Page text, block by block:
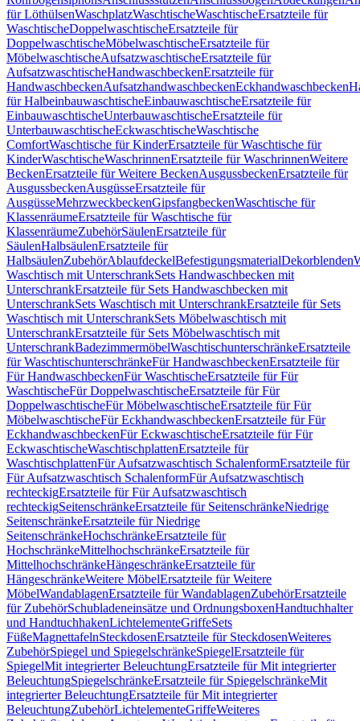
für LöthülsenWaschplatzWaschtischeWaschtischeErsatzteile für
WaschtischeDoppelwaschtischeErsatzteile für
DoppelwaschtischeMöbelwaschtischeErsatzteile für
MöbelwaschtischeAufsatzwaschtischeErsatzteile für
AufsatzwaschtischeHandwaschbeckenErsatzteile für
HandwaschbeckenAufsatzhandwaschbeckenEckhandwaschbecken
für HalbeinbauwaschtischeEinbauwaschtischeErsatzteile für
EinbauwaschtischeUnterbauwaschtischeErsatzteile für
UnterbauwaschtischeEckwaschtischeWaschtische
ComfortWaschtische für KinderErsatzteile für Waschtische für
KinderWaschtischeWaschrinnenErsatzteile für WaschrinnenWeitere
BeckenErsatzteile für Weitere BeckenAusgussbeckenErsatzteile für
AusgussbeckenAusgüsseErsatzteile für
AusgüsseMehrzweckbeckenGipsfangbeckenWaschtische für
KlassenräumeErsatzteile für Waschtische für
KlassenräumeZubehörSäulenErsatzteile für
SäulenHalbsäulenErsatzteile für
HalbsäulenZubehörAblaufdeckelBefestigungsmaterialDekorblenden
Waschtisch mit UnterschrankSets Handwaschbecken mit
UnterschrankErsatzteile für Sets Handwaschbecken mit
UnterschrankSets Waschtisch mit UnterschrankErsatzteile für Sets
Waschtisch mit UnterschrankSets Möbelwaschtisch mit
UnterschrankErsatzteile für Sets Möbelwaschtisch mit
UnterschrankBadezimmermöbelWaschtischunterschränkeErsatzteile
für WaschtischunterschränkeFür HandwaschbeckenErsatzteile für
Für HandwaschbeckenFür WaschtischeErsatzteile für Für
WaschtischeFür DoppelwaschtischeErsatzteile für Für
DoppelwaschtischeFür MöbelwaschtischeErsatzteile für Für
MöbelwaschtischeFür EckhandwaschbeckenErsatzteile für Für
EckhandwaschbeckenFür EckwaschtischeErsatzteile für Für
EckwaschtischeWaschtischplattenErsatzteile für
WaschtischplattenFür Aufsatzwaschtisch SchalenformErsatzteile für
Für Aufsatzwaschtisch SchalenformFür Aufsatzwaschtisch
rechteckigErsatzteile für Für Aufsatzwaschtisch
rechteckigSeitenschränkeErsatzteile für SeitenschränkeNiedrige
SeitenschränkeErsatzteile für Niedrige
SeitenschränkeHochschränkeErsatzteile für
HochschränkeMittelhochschränkeErsatzteile für
MittelhochschränkeHängeschränkeErsatzteile für
HängeschränkeWeitere MöbelErsatzteile für Weitere
MöbelWandablagenErsatzteile für WandablagenZubehörErsatzteile
für ZubehörSchubladeneinsätze und OrdnungsboxenHandtuchhalter
und HandtuchhakenLichtelementeGriffeSets
FüßeMagnettafelnSteckdosenErsatzteile für SteckdosenWeiteres
ZubehörSpiegel und SpiegelschränkeSpiegelErsatzteile für
SpiegelMit integrierter BeleuchtungErsatzteile für Mit integrierter
BeleuchtungSpiegelschränkeErsatzteile für SpiegelschränkeMit
integrierter BeleuchtungErsatzteile für Mit integrierter
BeleuchtungZubehörLichtelementeGriffeWeiteres